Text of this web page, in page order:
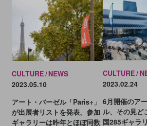
CULTURE NEWS
2023.05.10
アート・バーゼル「Paris+」
が出展者リストを発表。参加
ギャラリーは昨年とほぼ同数
CULTURE
2023.02.24
6月開催のア
ル、その見ど
国285ギャラ